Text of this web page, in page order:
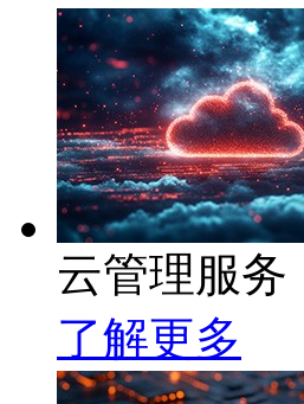
云管理服务
了解更多